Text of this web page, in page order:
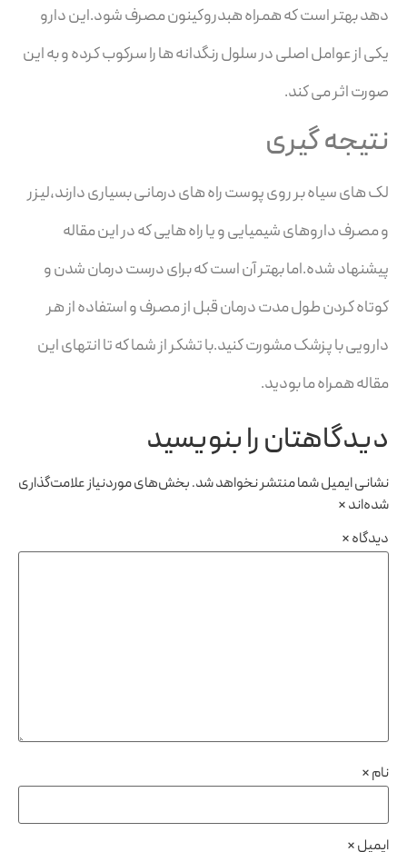
دهد بهتر است که همراه هبدروکینون مصرف شود.این دارو
یکی از عوامل اصلی در سلول رنگدانه ها را سرکوب کرده و به این
صورت اثر می کند.
نتیجه گیری
لک های سیاه بر روی پوست راه های درمانی بسیاری دارند،لیزر
و مصرف داروهای شیمیایی و یا راه هایی که در این مقاله
پیشنهاد شده.اما بهتر آن است که برای درست درمان شدن و
کوتاه کردن طول مدت درمان قبل از مصرف و استفاده از هر
دارویی با پزشک مشورت کنید.با تشکر از شما که تا انتهای این
مقاله همراه ما بودید.
دیدگاهتان را بنویسید
نشانی ایمیل شما منتشر نخواهد شد.بخش‌های موردنیاز علامت‌گذاری
شده‌اند*
دیدگاه*
نام*
ایمیل*